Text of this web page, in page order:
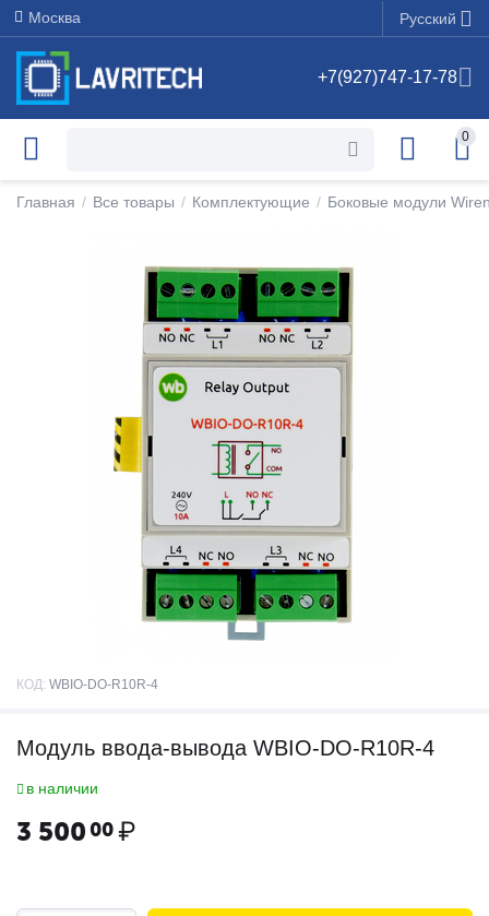
Москва Русский
+7(927)747-17-78
0
Главная / Все товары / Комплектующие / Боковые модули
КОД: WBIO-DO-R10R-4
Модуль ввода-вывода WBIO-DO-R10R-4
в наличии
3 50000₽